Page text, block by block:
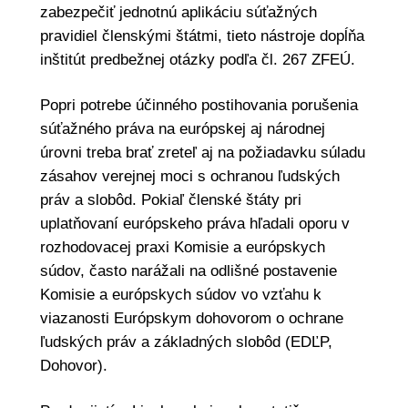
zabezpečiť jednotnú aplikáciu súťažných
pravidiel členskými štátmi, tieto nástroje dopĺňa
inštitút predbežnej otázky podľa čl. 267 ZFEÚ.
Popri potrebe účinného postihovania porušenia
súťažného práva na európskej aj národnej
úrovni treba brať zreteľ aj na požiadavku súladu
zásahov verejnej moci s ochranou ľudských
práv a slobôd. Pokiaľ členské štáty pri
uplatňovaní európskeho práva hľadali oporu v
rozhodovacej praxi Komisie a európskych
súdov, často narážali na odlišné postavenie
Komisie a európskych súdov vo vzťahu k
viazanosti Európskym dohovorom o ochrane
ľudských práv a základných slobôd (EDĽP,
Dohovor).